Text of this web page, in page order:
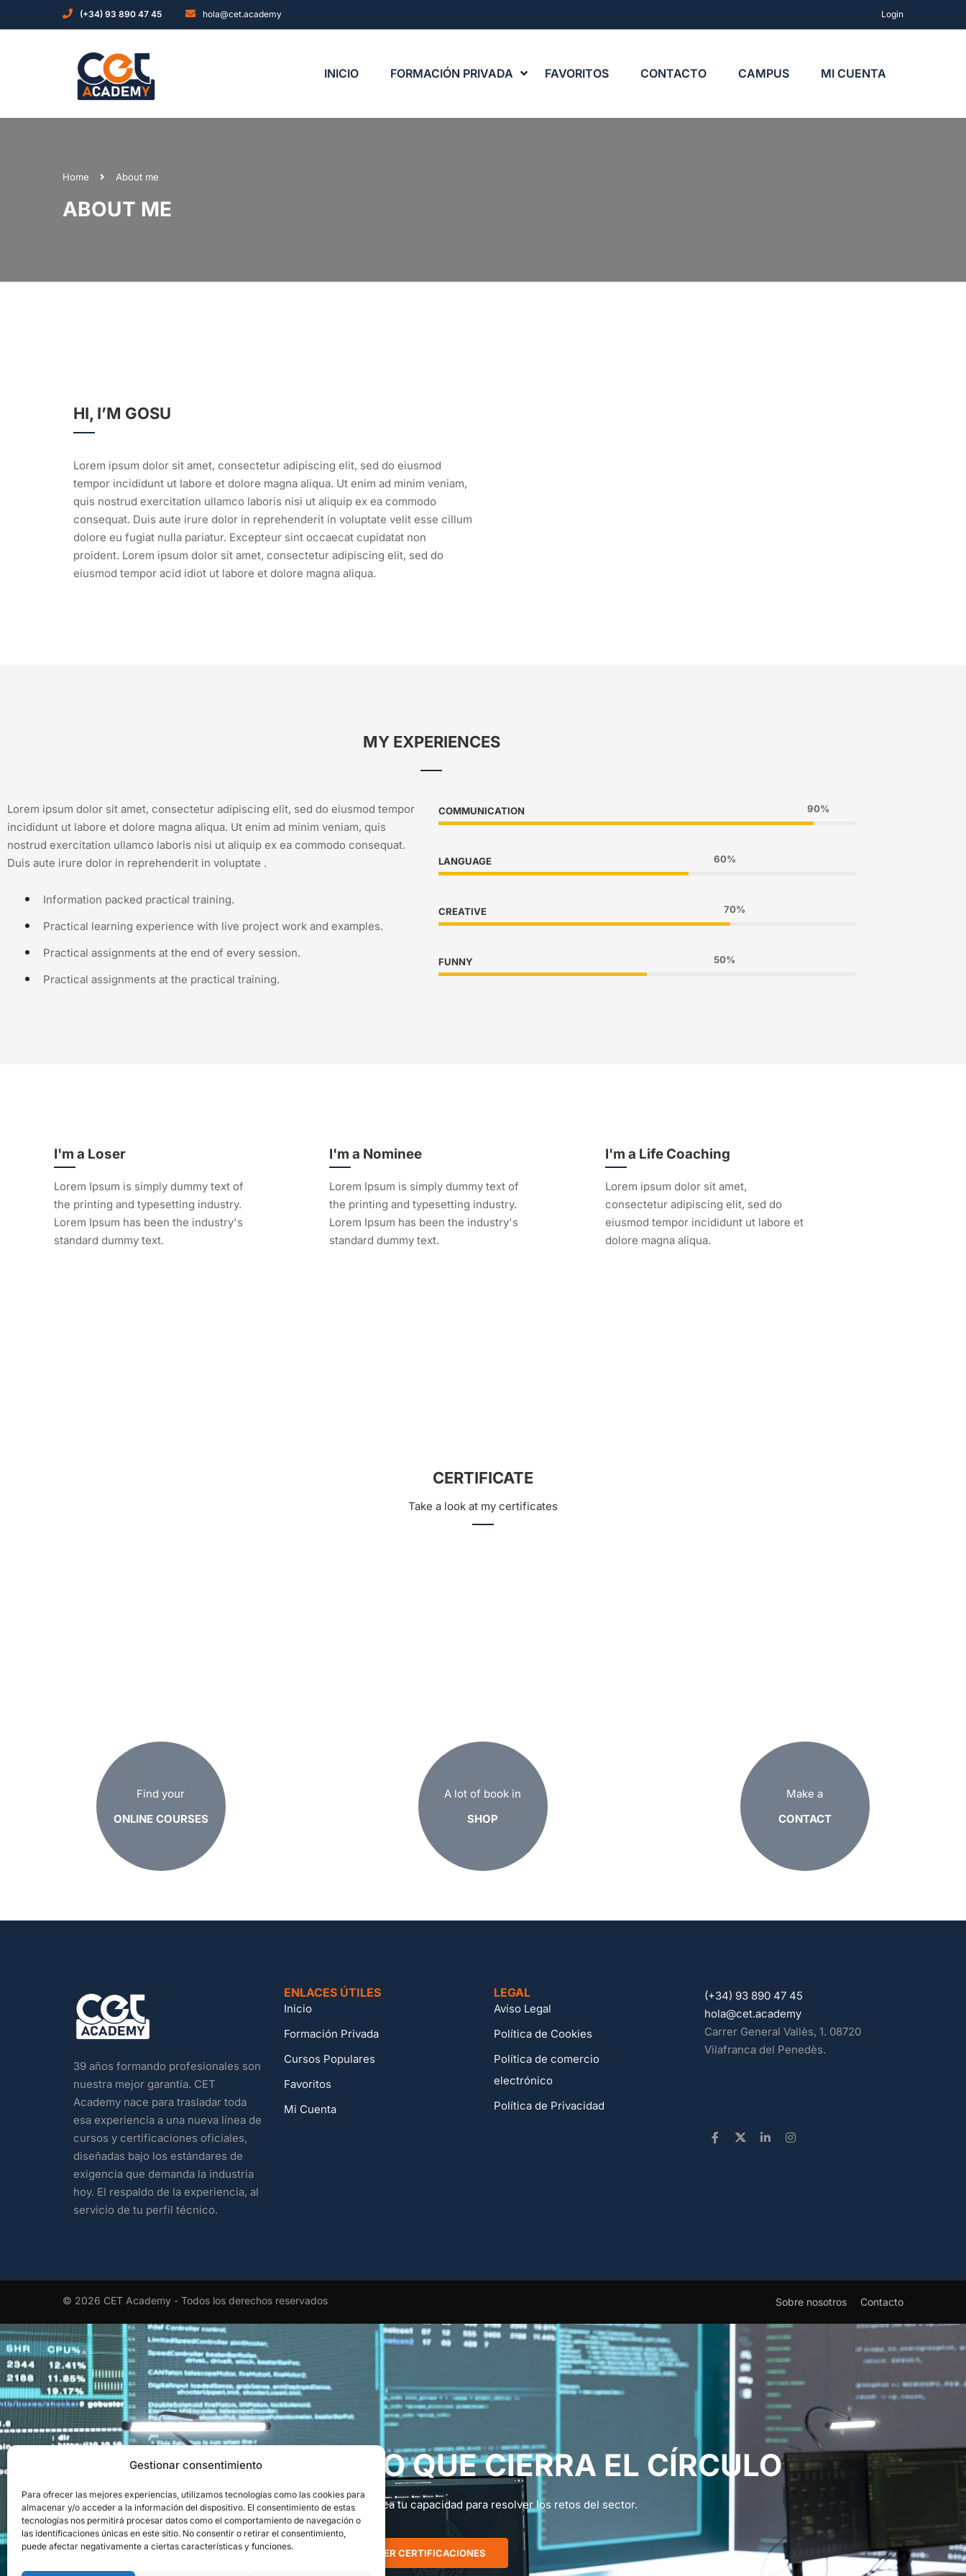
Gestionar consentimiento
Para ofrecer las mejores experiencias, utilizamos tecnologías como las cookies para
almacenar y/o acceder a la información del dispositivo. El consentimiento de estas
tecnologías nos permitirá procesar datos como el comportamiento de navegación o
las identificaciones únicas en este sitio. No consentir o retirar el consentimiento,
puede afectar negativamente a ciertas características y funciones.
(+34) 93 890 47 45 hola@cet.academy Login
INICIO FORMACIÓN PRIVADA FAVORITOS CONTACTO CAMPUS MI CUENTA
Home About me
ABOUT ME
HI, I’M GOSU
Lorem ipsum dolor sit amet, consectetur adipiscing elit, sed do eiusmod
tempor incididunt ut labore et dolore magna aliqua. Ut enim ad minim veniam,
quis nostrud exercitation ullamco laboris nisi ut aliquip ex ea commodo
consequat. Duis aute irure dolor in reprehenderit in voluptate velit esse cillum
dolore eu fugiat nulla pariatur. Excepteur sint occaecat cupidatat non
proident. Lorem ipsum dolor sit amet, consectetur adipiscing elit, sed do
eiusmod tempor acid idiot ut labore et dolore magna aliqua.
MY EXPERIENCES
Lorem ipsum dolor sit amet, consectetur adipiscing elit, sed do eiusmod tempor
incididunt ut labore et dolore magna aliqua. Ut enim ad minim veniam, quis
nostrud exercitation ullamco laboris nisi ut aliquip ex ea commodo consequat.
Duis aute irure dolor in reprehenderit in voluptate .
Information packed practical training.
Practical learning experience with live project work and examples.
Practical assignments at the end of every session.
Practical assignments at the practical training.
COMMUNICATION 90%
LANGUAGE 60%
CREATIVE 70%
FUNNY 50%
I'm a Loser
Lorem Ipsum is simply dummy text of
the printing and typesetting industry.
Lorem Ipsum has been the industry's
standard dummy text.
I'm a Nominee
Lorem Ipsum is simply dummy text of
the printing and typesetting industry.
Lorem Ipsum has been the industry's
standard dummy text.
I'm a Life Coaching
Lorem ipsum dolor sit amet,
consectetur adipiscing elit, sed do
eiusmod tempor incididunt ut labore et
dolore magna aliqua.
CERTIFICATE
Take a look at my certificates
Find your
ONLINE COURSES
A lot of book in
SHOP
Make a
CONTACT
39 años formando profesionales son
nuestra mejor garantía. CET
Academy nace para trasladar toda
esa experiencia a una nueva línea de
cursos y certificaciones oficiales,
diseñadas bajo los estándares de
exigencia que demanda la industria
hoy. El respaldo de la experiencia, al
servicio de tu perfil técnico.
ENLACES ÚTILES
Inicio
Formación Privada
Cursos Populares
Favoritos
Mi Cuenta
LEGAL
Aviso Legal
Política de Cookies
Política de comercio
electrónico
Política de Privacidad
(+34) 93 890 47 45
hola@cet.academy
Carrer General Vallès, 1. 08720
Vilafranca del Penedès.
© 2026 CET Academy - Todos los derechos reservados Sobre nosotros Contacto
EL RECONOCIMIENTO QUE CIERRA EL CÍRCULO
Obtén el aval oficial que certifica tu capacidad para resolver los retos del sector.
VER CERTIFICACIONES